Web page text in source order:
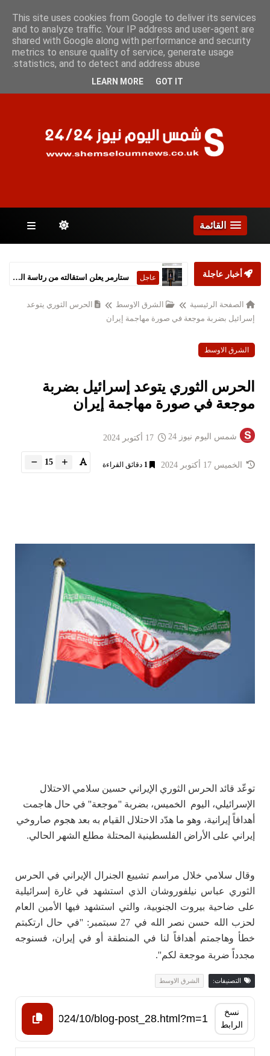
الصفحات
القائمة
أخبار عاجلة عاجل
الصفحة الرئيسية الشرق الاوسط
الحرس الثوري يتوعد
إسرائيل بضربة موجعة في صورة مهاجمة إيران
الشرق الاوسط
الحرس الثوري يتوعد إسرائيل بضربة
موجعة في صورة مهاجمة إيران
شمس اليوم نيوز 24
الخميس 17 أكتوبر 2024 1 دقائق القراءة 15
توعّد قائد الحرس الثوري الإيراني حسين سلامي الاحتلال
الإسرائيلي، اليوم الخميس، بضربة ''موجعة'' في حال هاجمت
أهدافاً إيرانية، وهو ما هدّد الاحتلال القيام به بعد هجوم صاروخي
إيراني على الأراض الفلسطينية المحتلة مطلع الشهر الحالي.
وقال سلامي خلال مراسم تشييع الجنرال الإيراني في الحرس
الثوري عباس نيلفوروشان الذي استشهد في غارة إسرائيلية
على ضاحية بيروت الجنوبية، والتي استشهد فيها الأمين العام
لحزب الله حسن نصر الله في 27 سبتمبر: ''في حال ارتكبتم
خطأ وهاجمتم أهدافاً لنا في المنطقة أو في إيران، فسنوجه
مجدداً ضربة موجعة لكم''.
التصنيفات: الشرق الاوسط
نسخ
الرابط
This site uses cookies from Google to deliver its services
and to analyze traffic. Your IP address and user-agent are
shared with Google along with performance and security
metrics to ensure quality of service, generate usage
statistics, and to detect and address abuse.
LEARN MORE GOT IT